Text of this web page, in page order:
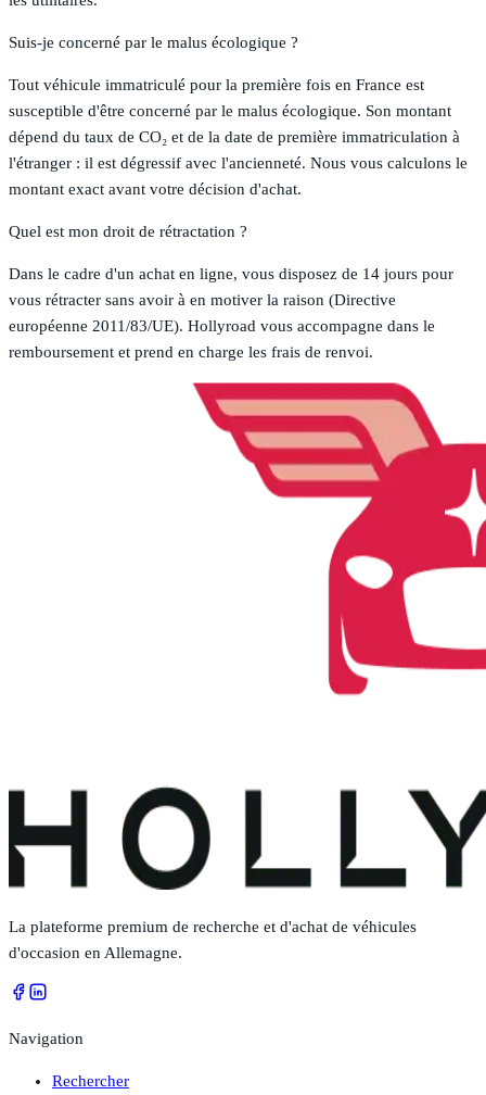
Suis-je concerné par le malus écologique ?
Tout véhicule immatriculé pour la première fois en France est
susceptible d'être concerné par le malus écologique. Son montant
dépend du taux de CO₂ et de la date de première immatriculation à
l'étranger : il est dégressif avec l'ancienneté. Nous vous calculons le
montant exact avant votre décision d'achat.
Quel est mon droit de rétractation ?
Dans le cadre d'un achat en ligne, vous disposez de 14 jours pour
vous rétracter sans avoir à en motiver la raison (Directive
européenne 2011/83/UE). Hollyroad vous accompagne dans le
remboursement et prend en charge les frais de renvoi.
La plateforme premium de recherche et d'achat de véhicules
d'occasion en Allemagne.
Navigation
Rechercher